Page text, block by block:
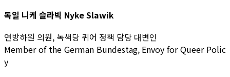
독일 니케 슬라빅 Nyke Slawik
연방하원 의원, 녹색당 퀴어 정책 담당 대변인
Member of the German Bundestag, Envoy for Queer Polic
y